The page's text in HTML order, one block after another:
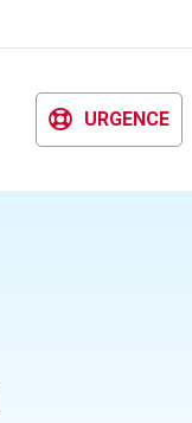
URGENCE